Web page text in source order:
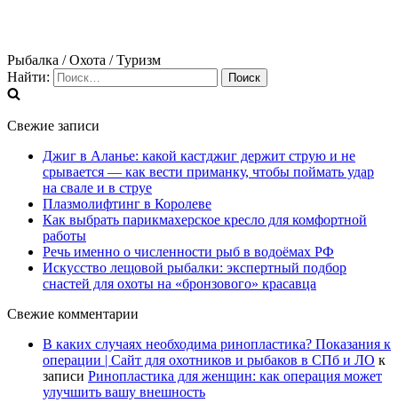
Рыбалка / Охота / Туризм
Найти:
Свежие записи
Джиг в Аланье: какой кастджиг держит струю и не
срывается — как вести приманку, чтобы поймать удар
на свале и в струе
Плазмолифтинг в Королеве
Как выбрать парикмахерское кресло для комфортной
работы
Речь именно о численности рыб в водоёмах РФ
Искусство лещовой рыбалки: экспертный подбор
снастей для охоты на «бронзового» красавца
Свежие комментарии
В каких случаях необходима ринопластика? Показания к
операции | Сайт для охотников и рыбаков в СПб и ЛО к
записи Ринопластика для женщин: как операция может
улучшить вашу внешность